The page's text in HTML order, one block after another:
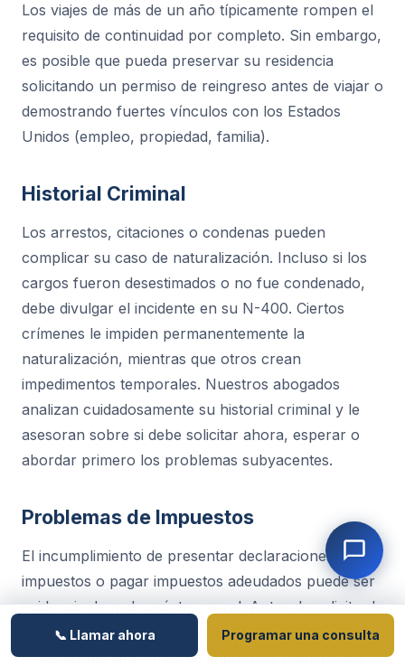
Los viajes de más de un año típicamente rompen el
requisito de continuidad por completo. Sin embargo,
es posible que pueda preservar su residencia
solicitando un permiso de reingreso antes de viajar o
demostrando fuertes vínculos con los Estados
Unidos (empleo, propiedad, familia).
Historial Criminal
Los arrestos, citaciones o condenas pueden
complicar su caso de naturalización. Incluso si los
cargos fueron desestimados o no fue condenado,
debe divulgar el incidente en su N-400. Ciertos
crímenes le impiden permanentemente la
naturalización, mientras que otros crean
impedimentos temporales. Nuestros abogados
analizan cuidadosamente su historial criminal y le
asesoran sobre si debe solicitar ahora, esperar o
abordar primero los problemas subyacentes.
Problemas de Impuestos
El incumplimiento de presentar declaraciones de
impuestos o pagar impuestos adeudados puede ser
evidencia de mal carácter moral. Antes de solicitar la
ciudadanía, debe asegurarse de haber presentado
todas las declaraciones de impuestos requeridas y
📞 Llamar ahora Programar una consulta